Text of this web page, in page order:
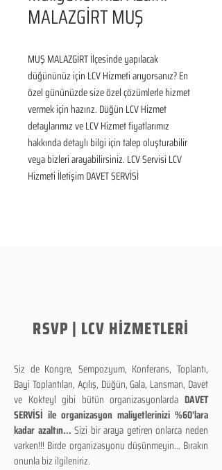
MALAZGİRT MUŞ
MUŞ MALAZGİRT İlçesinde yapılacak
düğününüz için LCV Hizmeti arıyorsanız? En
özel gününüzde size özel çözümlerle hizmet
vermek için hazırız. Düğün LCV Hizmet
detaylarımız ve LCV Hizmet fiyatlarımız
hakkında detaylı bilgi için talep oluşturabilir
veya bizleri arayabilirsiniz. LCV Servisi LCV
Hizmeti İletişim DAVET SERVİSİ
RSVP | LCV HİZMETLERİ
Siz de Kongre, Sempozyum, Konferans, Toplantı,
Bayi Toplantıları, Açılış, Düğün, Gala, Lansman, Davet
ve Kokteyl gibi bütün organizasyonlarda DAVET
SERVİSİ ile organizasyon maliyetlerinizi %60'lara
kadar azaltın...Sizi bir araya getiren onlarca neden
varken!!! Birde organizasyonu düşünmeyin... Bırakın
onunla biz ilgileniriz.